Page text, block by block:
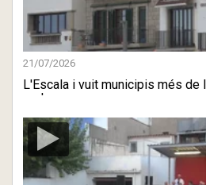
21/07/2026
L'Escala i vuit municipis més de
reclamen una r ...